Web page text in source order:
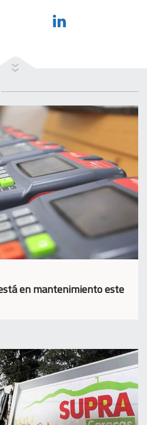
en mantenimiento este